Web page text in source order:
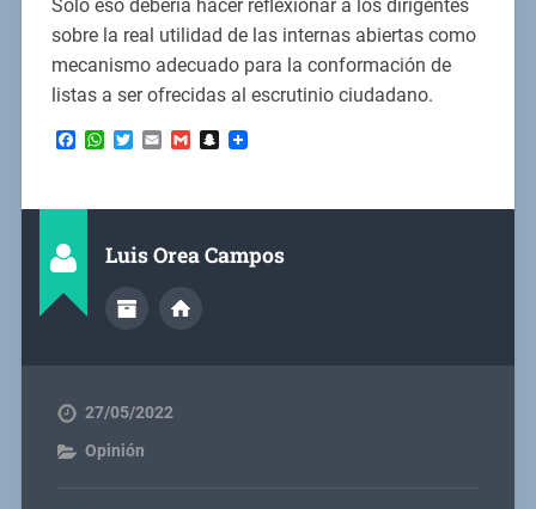
Sólo eso debería hacer reflexionar a los dirigentes
sobre la real utilidad de las internas abiertas como
mecanismo adecuado para la conformación de
listas a ser ofrecidas al escrutinio ciudadano.
Facebook
WhatsApp
Twitter
EmailGmailSnapchat
Luis Orea Campos
27/05/2022
Opinión